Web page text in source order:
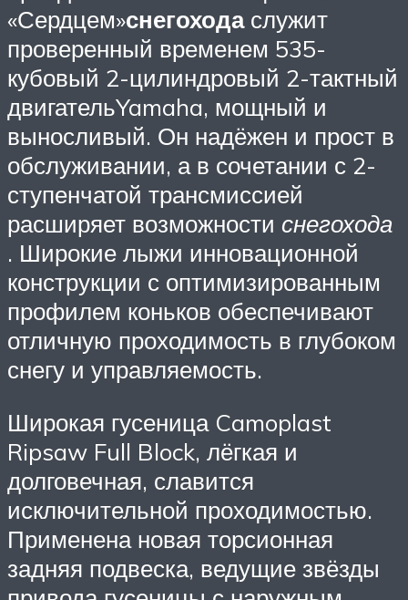
«Сердцем»снегоходаслужит
проверенный временем 535-
кубовый 2-цилиндровый 2-тактный
двигательYamaha, мощный и
выносливый. Он надёжен и прост в
обслуживании, а в сочетании с 2-
ступенчатой трансмиссией
расширяет возможности снегохода
. Широкие лыжи инновационной
конструкции с оптимизированным
профилем коньков обеспечивают
отличную проходимость в глубоком
снегу и управляемость.
Широкая гусеница Camoplast
Ripsaw Full Block, лёгкая и
долговечная, славится
исключительной проходимостью.
Применена новая торсионная
задняя подвеска, ведущие звёзды